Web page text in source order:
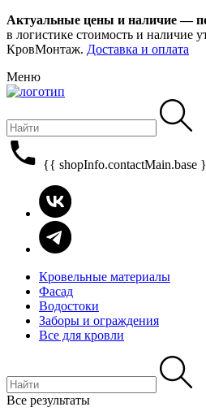
Актуальные цены и наличие —
в логистике стоимость и наличие
КровМонтаж. Доставка и оплата
Меню
{{ shopInfo.contactMain.base
Кровельные материалы
Фасад
Водостоки
Заборы и ограждения
Все для кровли
Все результаты